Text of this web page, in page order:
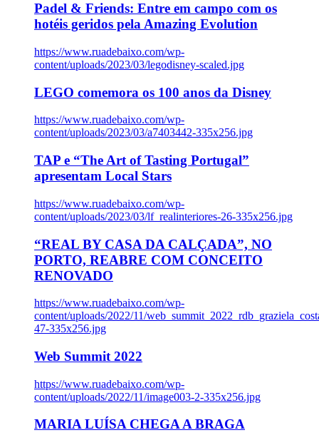
Padel & Friends: Entre em campo com os
hotéis geridos pela Amazing Evolution
https://www.ruadebaixo.com/wp-
content/uploads/2023/03/legodisney-scaled.jpg
LEGO comemora os 100 anos da Disney
https://www.ruadebaixo.com/wp-
content/uploads/2023/03/a7403442-335x256.jpg
TAP e “The Art of Tasting Portugal”
apresentam Local Stars
https://www.ruadebaixo.com/wp-
content/uploads/2023/03/lf_realinteriores-26-335x256.jpg
“REAL BY CASA DA CALÇADA”, NO
PORTO, REABRE COM CONCEITO
RENOVADO
https://www.ruadebaixo.com/wp-
content/uploads/2022/11/
47-335x256.jpg
Web Summit 2022
https://www.ruadebaixo.com/wp-
content/uploads/2022/11/image003-2-335x256.jpg
MARIA LUÍSA CHEGA A BRAGA